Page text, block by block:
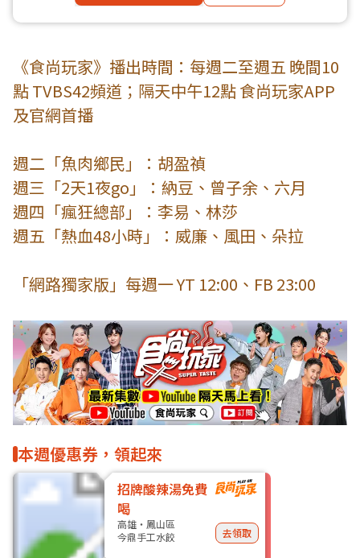
《食尚玩家》播出時間：每週二至週五 晚間10
點 TVBS42頻道；隔天中午12點 食尚玩家APP
及官網首播
週二「魚肉鄉民」：胡盈禎
週三「2天1夜go」：納豆、曾子余、六月
週四「瘋狂總部」：李易、林莎
週五「熱血48小時」：威廉、風田、朵拉
「網路獨家版」每週一 YT 12:00、FB 23:00
本週優惠券，領起來
招牌酸辣湯免費
喝
高雄・鳳山區
今鼎手工水餃
去領取